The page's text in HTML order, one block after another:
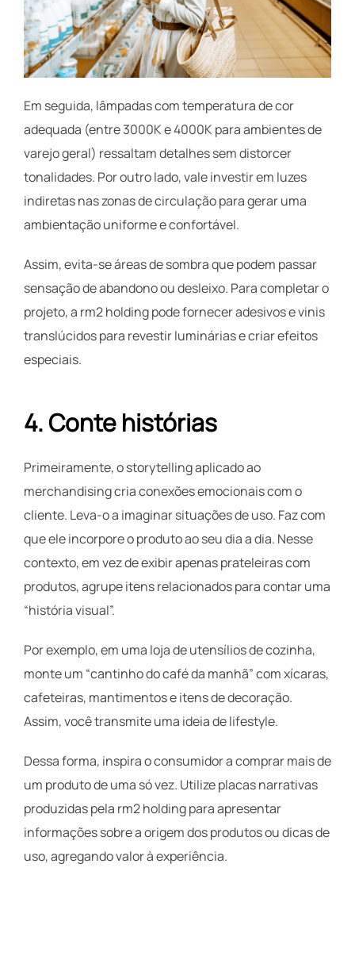
Em seguida, lâmpadas com temperatura de cor
adequada (entre 3000K e 4000K para ambientes de
varejo geral) ressaltam detalhes sem distorcer
tonalidades. Por outro lado, vale investir em luzes
indiretas nas zonas de circulação para gerar uma
ambientação uniforme e confortável.
Assim, evita-se áreas de sombra que podem passar
sensação de abandono ou desleixo. Para completar o
projeto, a rm2 holding pode fornecer adesivos e vinis
translúcidos para revestir luminárias e criar efeitos
especiais.
4. Conte histórias
Primeiramente, o storytelling aplicado ao
merchandising cria conexões emocionais com o
cliente. Leva-o a imaginar situações de uso. Faz com
que ele incorpore o produto ao seu dia a dia. Nesse
contexto, em vez de exibir apenas prateleiras com
produtos, agrupe itens relacionados para contar uma
“história visual”.
Por exemplo, em uma loja de utensílios de cozinha,
monte um “cantinho do café da manhã” com xícaras,
cafeteiras, mantimentos e itens de decoração.
Assim, você transmite uma ideia de lifestyle.
Dessa forma, inspira o consumidor a comprar mais de
um produto de uma só vez. Utilize placas narrativas
produzidas pela rm2 holding para apresentar
informações sobre a origem dos produtos ou dicas de
uso, agregando valor à experiência.